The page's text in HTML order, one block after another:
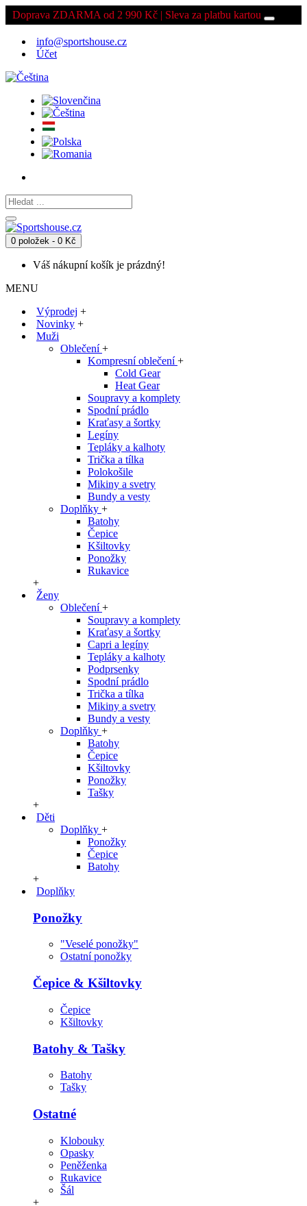
Doprava ZDARMA od 2 990 Kč | Sleva za platbu kartou
info@sportshouse.cz
Účet
0 položek - 0 Kč
Váš nákupní košík je prázdný!
MENU
Výprodej +
Novinky +
Muži
Oblečení+
Kompresní oblečení+
Cold Gear
Heat Gear
Soupravy a komplety
Spodní prádlo
Kraťasy a šortky
Legíny
Tepláky a kalhoty
Trička a tílka
Polokošile
Mikiny a svetry
Bundy a vesty
Doplňky +
Batohy
Čepice
Kšiltovky
Ponožky
Rukavice
+
Ženy
Oblečení+
Soupravy a komplety
Kraťasy a šortky
Capri a legíny
Tepláky a kalhoty
Podprsenky
Spodní prádlo
Trička a tílka
Mikiny a svetry
Bundy a vesty
Doplňky +
Batohy
Čepice
Kšiltovky
Ponožky
Tašky
+
Děti
Doplňky +
Ponožky
Čepice
Batohy
+
Doplňky
Ponožky
"Veselé ponožky"
Ostatní ponožky
Čepice & Kšiltovky
Čepice
Kšiltovky
Batohy & Tašky
Batohy
Tašky
Ostatné
Klobouky
Opasky
Peněženka
Rukavice
Šál
+